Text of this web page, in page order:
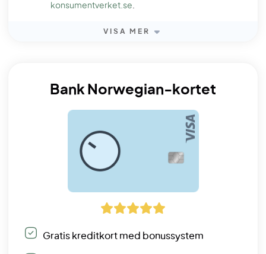
konsumentverket.se.
VISA MER
Bank Norwegian-kortet
Gratis kreditkort med bonussystem